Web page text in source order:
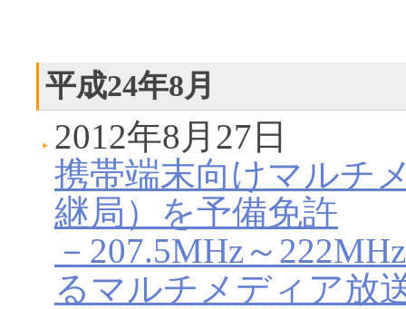
平成24年8月
2012年8月27日
携帯端末向けマルチ
継局）を予備免許
－207.5MHz～
るマルチメディア放